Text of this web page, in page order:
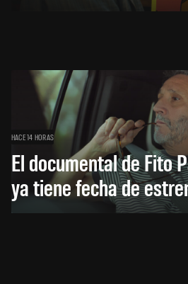
HACE 14 HORAS
El documental de Fito
ya tiene fecha de